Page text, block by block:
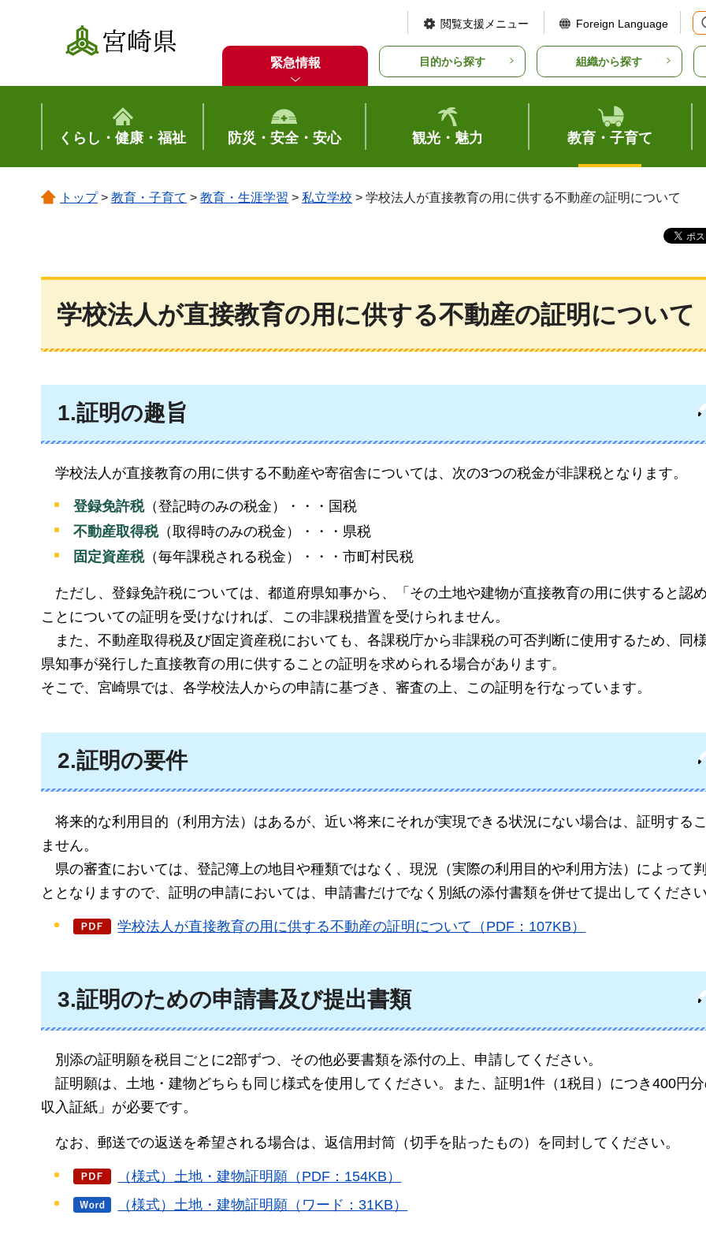
宮崎県
閲覧支援メニュー Foreign Language
緊急情報 目的から探す 組織から探す
くらし・健康・福祉 防災・安全・安心 観光・魅力 教育・子育て
トップ> 教育・子育て > 教育・生涯学習 > 私立学校 > 学校法人が直接教育の用に供する不動産の証明について
学校法人が直接教育の用に供する不動産の証明について
1.証明の趣旨
学校法人が直接教育の用に供する不動産や寄宿舎については、次の3つの税金が非課税となります。
登録免許税（登記時のみの税金）・・・国税
不動産取得税（取得時のみの税金）・・・県税
固定資産税（毎年課税される税金）・・・市町村民税
ただし 、登録免許税については、都道府県知事から、「その土地や建物が直接教育の用に供すると認め
ことについての証明を受けなければ、この非課税措置を受けられません。
また 、不動産取得税及び固定資産税においても、各課税庁から非課税の可否判断に使用するため、同
県知事が発行した直接教育の用に供することの証明を求められる場合があります。
そこで、宮崎県では、各学校法人からの申請に基づき、審査の上、この証明を行なっています。
2.証明の要件
将来的な利用目的（利用方法）はあるが、近い将来にそれが実現できる状況にない場合は、証明する
ません。
県の審査においては、登記簿上の地目や種類ではなく、現況（実際の利用目的や利用方法）によって
ととなりますので、証明の申請においては、申請書だけでなく別紙の添付書類を併せて提出してください
学校法人が直接教育の用に供する不動産の証明について（PDF：107KB）
3.証明のための申請書及び提出書類
別添の証明願を税目ごとに2部ずつ、その他必要書類を添付の上、申請してください。
証明願は、土地・建物どちらも同じ様式を使用してください。また、証明1件（1税目）につき400円
収入証紙」が必要です。
なお、 郵送での返送を希望される場合は、返信用封筒（切手を貼ったもの）を同封してください。
（様式）土地・建物証明願（PDF：154KB）
（様式）土地・建物証明願（ワード：31KB）